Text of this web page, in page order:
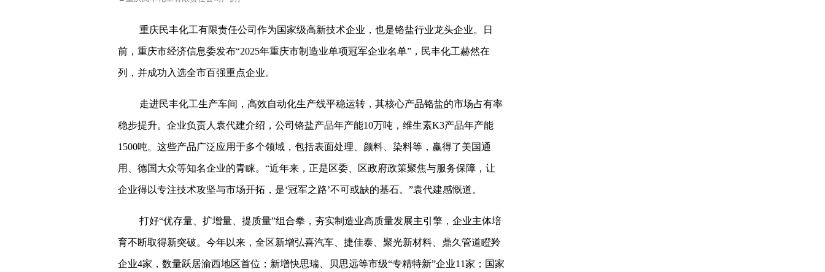
重庆民丰化工有限责任公司作为国家级高新技术企业，也是铬盐行业龙头企业。日
前，重庆市经济信息委发布“2025年重庆市制造业单项冠军企业名单”，民丰化工赫然在
列，并成功入选全市百强重点企业。
走进民丰化工生产车间，高效自动化生产线平稳运转，其核心产品铬盐的市场占有率
稳步提升。企业负责人袁代建介绍，公司铬盐产品年产能10万吨，维生素K3产品年产能
1500吨。这些产品广泛应用于多个领域，包括表面处理、颜料、染料等，赢得了美国通
用、德国大众等知名企业的青睐。“近年来，正是区委、区政府政策聚焦与服务保障，让
企业得以专注技术攻坚与市场开拓，是‘冠军之路’不可或缺的基石。”袁代建感慨道。
打好“优存量、扩增量、提质量”组合拳，夯实制造业高质量发展主引擎，企业主体培
育不断取得新突破。今年以来，全区新增弘喜汽车、捷佳泰、聚光新材料、鼎久管道瞪羚
企业4家，数量跃居渝西地区首位；新增快思瑞、贝思远等市级“专精特新”企业11家；国家